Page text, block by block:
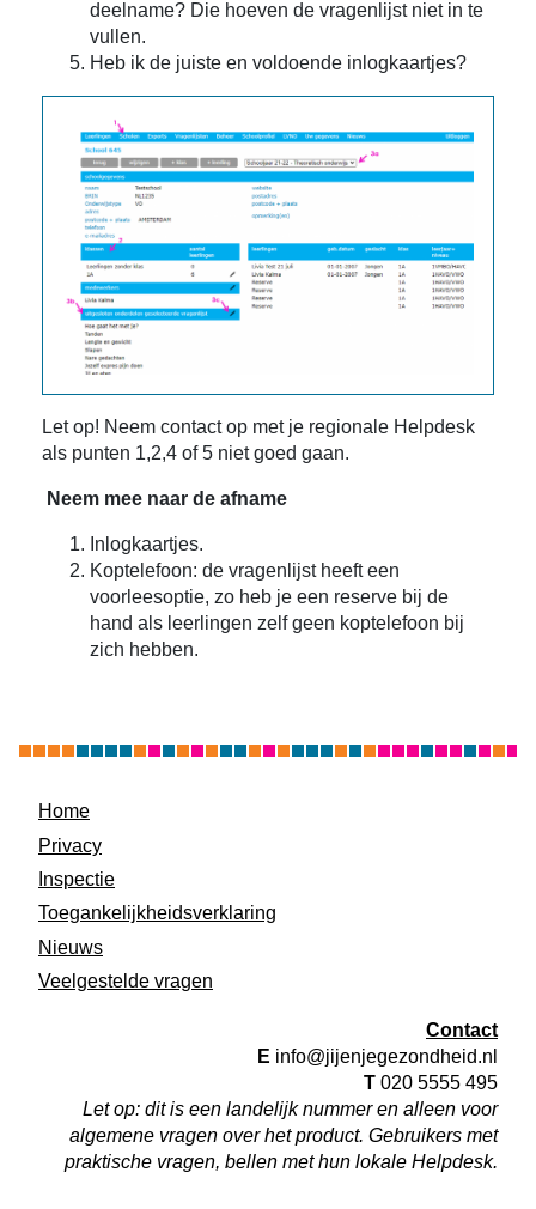
deelname? Die hoeven de vragenlijst niet in te
vullen.
Heb ik de juiste en voldoende inlogkaartjes?
Let op! Neem contact op met je regionale Helpdesk
als punten 1,2,4 of 5 niet goed gaan.
Neem mee naar de afname
Inlogkaartjes.
Koptelefoon: de vragenlijst heeft een
voorleesoptie, zo heb je een reserve bij de
hand als leerlingen zelf geen koptelefoon bij
zich hebben.
Home
Privacy
Inspectie
Toegankelijkheidsverklaring
Nieuws
Veelgestelde vragen
Contact
E info@jijenjegezondheid.nl
T 020 5555 495
Let op: dit is een landelijk nummer en alleen voor
algemene vragen over het product. Gebruikers met
praktische vragen, bellen met hun lokale Helpdesk.